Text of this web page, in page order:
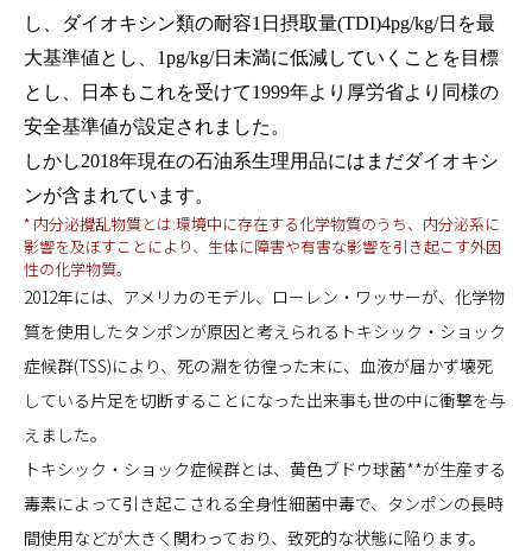
し、ダイオキシン類の耐容1日摂取量(TDI)4pg/kg/日を最
大基準値とし、1pg/kg/日未満に低減していくことを目標
とし、日本もこれを受けて1999年より厚労省より同様の
安全基準値が設定されました。
しかし2018年現在の石油系生理用品にはまだダイオキシ
ンが含まれています。
* 内分泌攪乱物質とは:環境中に存在する化学物質のうち、内分泌系に
影響を及ぼすことにより、生体に障害や有害な影響を引き起こす外因
性の化学物質。
2012年には、アメリカのモデル、ローレン・ワッサーが、化学物
質を使用したタンポンが原因と考えられるトキシック・ショック
症候群(TSS)により、死の淵を彷徨った末に、血液が届かず壊死
している片足を切断することになった出来事も世の中に衝撃を与
えました。
トキシック・ショック症候群とは、黄色ブドウ球菌**が生産する
毒素によって引き起こされる全身性細菌中毒で、タンポンの長時
間使用などが大きく関わっており、致死的な状態に陥ります。